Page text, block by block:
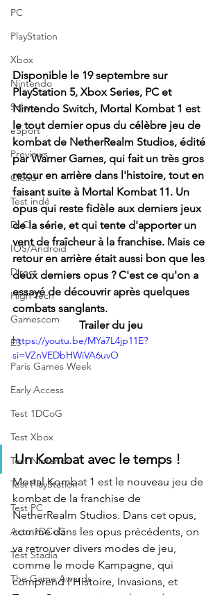
PC
PlayStation
Xbox
Nintendo
Salons
eSport
Previews
Cloud
Test indé
DLC
IOS/Android
Direct
High Tech
Gamescom
E3
Paris Games Week
Early Access
Test 1DCoG
Test Xbox
Test Nintendo
Test PlayStation
Test PC
Actu 1DCoG
Test Stadia
The Game Awards
Disponible le 19 septembre sur
PlayStation 5, Xbox Series, PC et
Nintendo Switch, Mortal Kombat 1 est
le tout dernier opus du célèbre jeu de
kombat de NetherRealm Studios, édité
par Warner Games, qui fait un très gros
retour en arrière dans l'histoire, tout en
faisant suite à Mortal Kombat 11. Un
opus qui reste fidèle aux derniers jeux
de la série, et qui tente d'apporter un
vent de fraîcheur à la franchise. Mais ce
retour en arrière était aussi bon que les
deux derniers opus ? C'est ce qu'on a
essayé de découvrir après quelques
combats sanglants.
Trailer du jeu
https://youtu.be/MYa7L4jp11E?
si=VZnVEDbHWiVA6uvO
Un Kombat avec le temps !
Mortal Kombat 1 est le nouveau jeu de
kombat de la franchise de
NetherRealm Studios. Dans cet opus,
comme dans les opus précédents, on
va retrouver divers modes de jeu,
comme le mode Kampagne, qui
comprend l'Histoire, Invasions, et